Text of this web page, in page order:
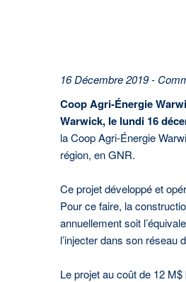
16 Décembre 2019 -
Coop Agri-Énergie
Warwick, le lundi 16
la Coop Agri-Énergie
région, en GNR.
Ce projet développé et
Pour ce faire, la
annuellement soit
l’injecter dans son réseau
Le projet au coût de 12